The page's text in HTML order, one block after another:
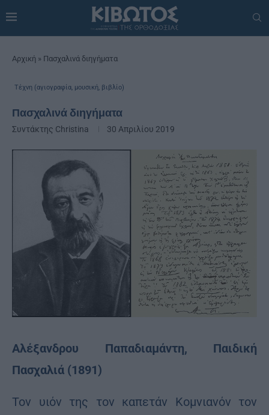
Αρχική » Πασχαλινά διηγήματα
Τέχνη (αγιογραφία, μουσική, βιβλίο)
Πασχαλινά διηγήματα
Συντάκτης Christina 30 Απριλίου 2019
Αλέξανδρου Παπαδιαμάντη, Παιδική
Πασχαλιά (1891)
Τον υιόν της τον καπετάν Κομνιανόν τον